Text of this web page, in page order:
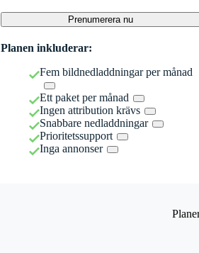
Prenumerera nu
Planen inkluderar:
Fem bildnedladdningar per månad
Ett paket per månad
Ingen attribution krävs
Snabbare nedladdningar
Prioritetssupport
Inga annonser